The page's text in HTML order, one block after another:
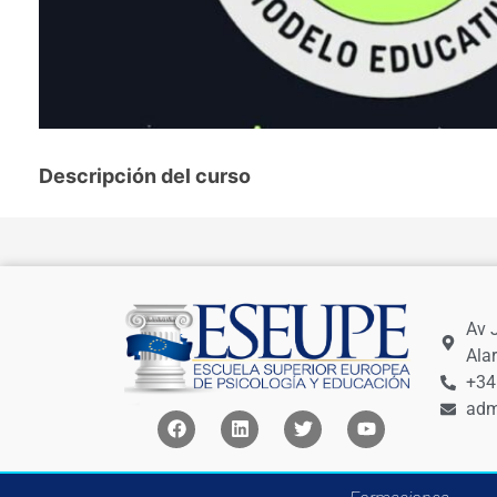
Descripción del curso
Av